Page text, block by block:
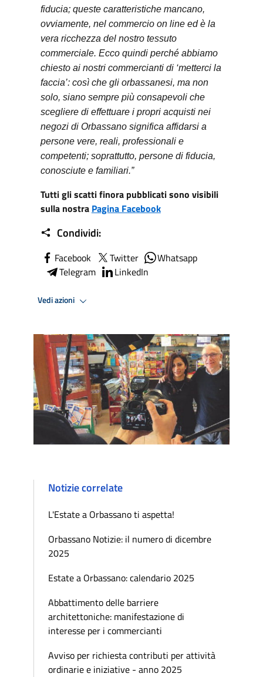
fiducia; queste caratteristiche mancano,
ovviamente, nel commercio on line ed è la
vera ricchezza del nostro tessuto
commerciale. Ecco quindi perché abbiamo
chiesto ai nostri commercianti di ‘metterci la
faccia’: così che gli orbassanesi, ma non
solo, siano sempre più consapevoli che
scegliere di effettuare i propri acquisti nei
negozi di Orbassano significa affidarsi a
persone vere, reali, professionali e
competenti; soprattutto, persone di fiducia,
conosciute e familiari.”
Tutti gli scatti finora pubblicati sono visibili
sulla nostra Pagina Facebook
Condividi:
Facebook Twitter
Whatsapp
Telegram
LinkedIn
Vedi azioni
Notizie correlate
L'Estate a Orbassano ti aspetta!
Orbassano Notizie: il numero di dicembre
2025
Estate a Orbassano: calendario 2025
Abbattimento delle barriere
architettoniche: manifestazione di
interesse per i commercianti
Avviso per richiesta contributi per attività
ordinarie e iniziative - anno 2025